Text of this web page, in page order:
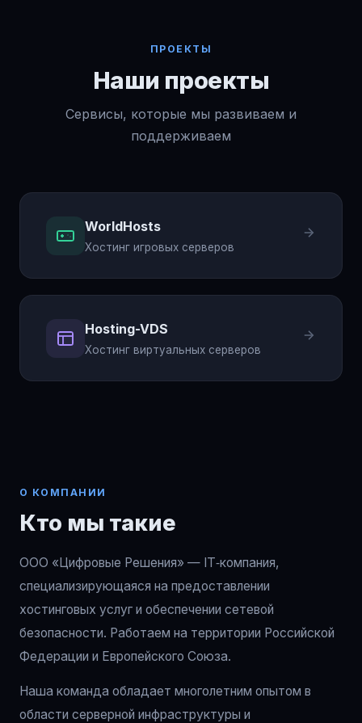
ПРОЕКТЫ
Наши проекты
Сервисы, которые мы развиваем и
поддерживаем
WorldHosts
Хостинг игровых серверов
Hosting-VDS
Хостинг виртуальных серверов
О КОМПАНИИ
Кто мы такие
ООО «Цифровые Решения» — IT‑компания,
специализирующаяся на предоставлении
хостинговых услуг и обеспечении сетевой
безопасности. Работаем на территории Российской
Федерации и Европейского Союза.
Наша команда обладает многолетним опытом в
области серверной инфраструктуры и